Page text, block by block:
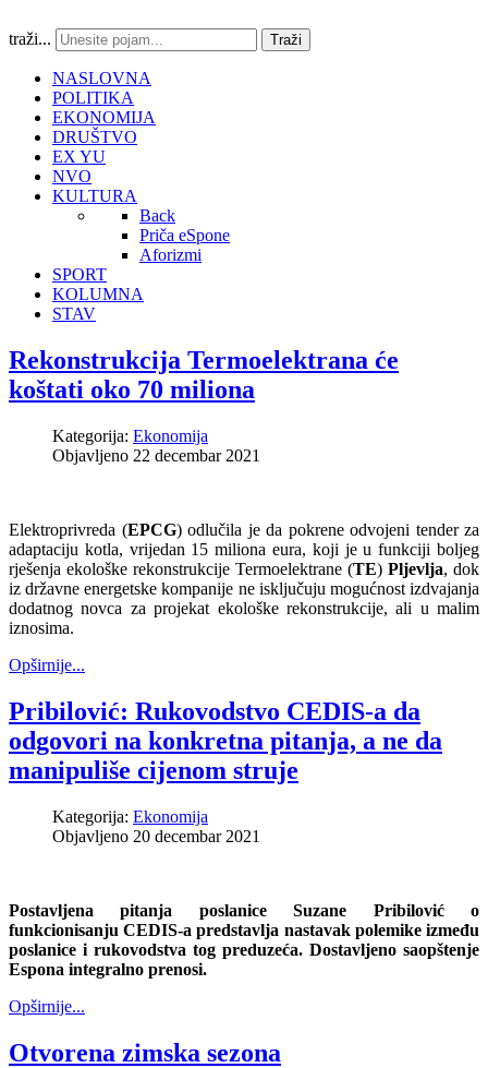
traži... Traži
NASLOVNA
POLITIKA
EKONOMIJA
DRUŠTVO
EX YU
NVO
KULTURA
Back
Priča eSpone
Aforizmi
SPORT
KOLUMNA
STAV
Rekonstrukcija Termoelektrana će
koštati oko 70 miliona
Kategorija: Ekonomija
Objavljeno 22 decembar 2021
Elektroprivreda (EPCG) odlučila je da pokrene odvojeni tender za
adaptaciju kotla, vrijedan 15 miliona eura, koji je u funkciji boljeg
rješenja ekološke rekonstrukcije Termoelektrane (TE) Pljevlja, dok
iz državne energetske kompanije ne isključuju mogućnost izdvajanja
dodatnog novca za projekat ekološke rekonstrukcije, ali u malim
iznosima.
Opširnije...
Pribilović: Rukovodstvo CEDIS-a da
odgovori na konkretna pitanja, a ne da
manipuliše cijenom struje
Kategorija: Ekonomija
Objavljeno 20 decembar 2021
Postavljena pitanja poslanice Suzane Pribilović o
funkcionisanju CEDIS-a predstavlja nastavak polemike između
poslanice i rukovodstva tog preduzeća. Dostavljeno saopštenje
Espona integralno prenosi.
Opširnije...
Otvorena zimska sezona